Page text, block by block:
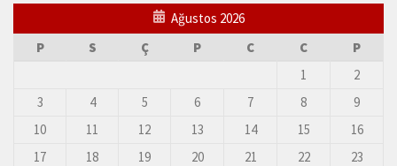
Ağustos 2026
P
S Ç P C C
P
1
2
3
4 5 6 7 8
9
10
11 12 13 14 15
16
17
18 19 20 21 22
23